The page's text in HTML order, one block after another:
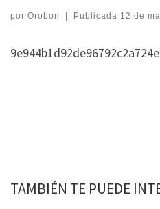
por Orobon | Publicada 12 de
TAMBIÉN TE PUEDE